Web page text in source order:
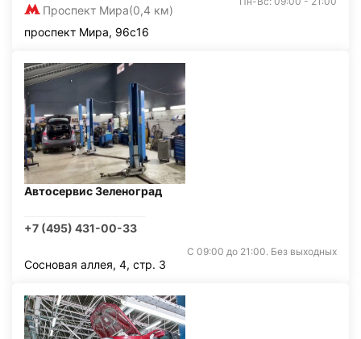
Проспект Мира(0,4 км)
проспект Мира, 96с16
Автосервис Зеленоград
+7 (495) 431-00-33
С 09:00 до 21:00. Без выходных
Сосновая аллея, 4, стр. 3